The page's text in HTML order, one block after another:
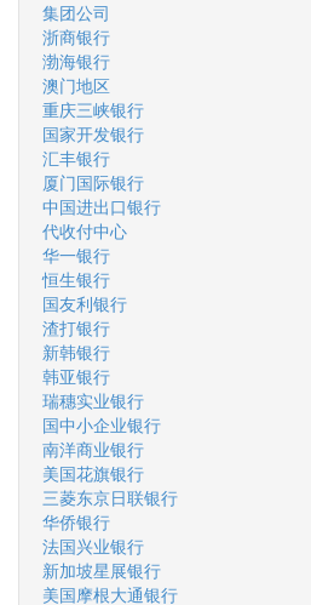
集团公司
浙商银行
渤海银行
澳门地区
重庆三峡银行
国家开发银行
汇丰银行
厦门国际银行
中国进出口银行
代收付中心
华一银行
恒生银行
国友利银行
渣打银行
新韩银行
韩亚银行
瑞穗实业银行
国中小企业银行
南洋商业银行
美国花旗银行
三菱东京日联银行
华侨银行
法国兴业银行
新加坡星展银行
美国摩根大通银行